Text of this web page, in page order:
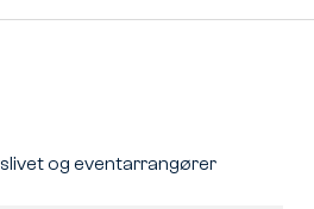
og eventarrangører